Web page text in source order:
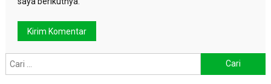
untuk: